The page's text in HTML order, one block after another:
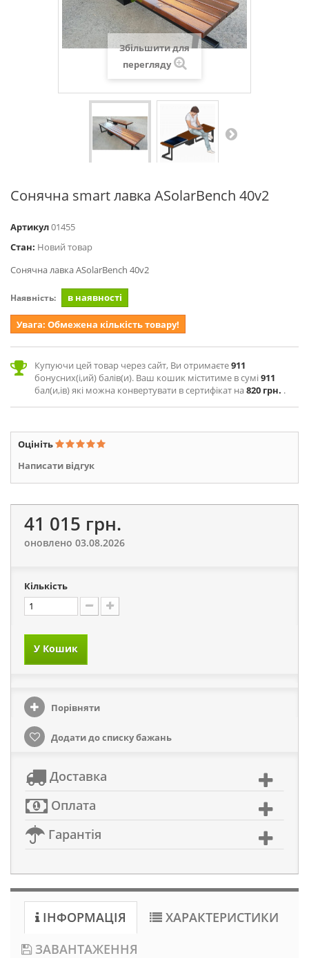
Збільшити для
перегляду
Сонячна smart лавка ASolarBench 40v2
Артикул01455
Стан: Новий товар
Сонячна лавкаASolarBench 40v2
Наявність: в наявності
Увага: Обмежена кількість товару!
Купуючи цей товар через сайт, Ви отримаєте911
бонусних(і,ий) балів(и). Ваш кошик міститиме в сумі911
бал(и,ів) які можна конвертувати в сертифікат на820 грн. .
Оцініть
Написати відгук
41 015 грн.
оновлено 03.08.2026
Кількість
У Кошик
Порівняти
Додати до списку бажань
Доставка
Оплата
Гарантія
ІНФОРМАЦІЯ
ХАРАКТЕРИСТИКИ
ЗАВАНТАЖЕННЯ